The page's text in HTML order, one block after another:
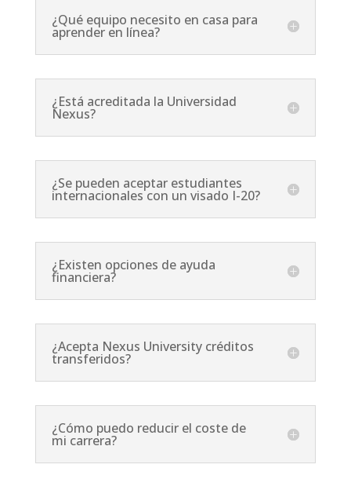
¿Qué equipo necesito en casa para
aprender en línea?
¿Está acreditada la Universidad
Nexus?
¿Se pueden aceptar estudiantes
internacionales con un visado I-20?
¿Existen opciones de ayuda
financiera?
¿Acepta Nexus University créditos
transferidos?
¿Cómo puedo reducir el coste de
mi carrera?